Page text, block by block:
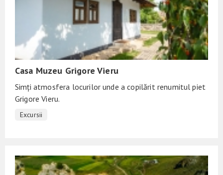
Casa Muzeu Grigore Vieru
Simți atmosfera locurilor unde a copilărit renumitul piet
Grigore Vieru.
Excursii